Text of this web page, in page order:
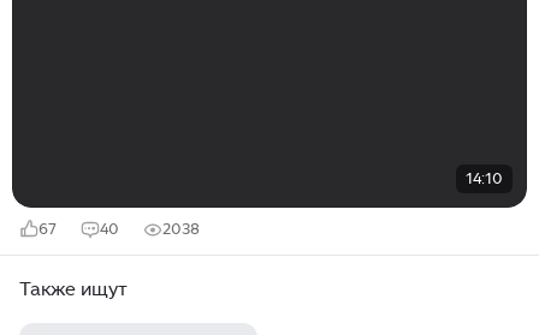
14:10
67 40 2038
Также ищут